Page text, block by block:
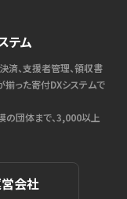
テム
済、支援者管理、領収書
揃った寄付DXシステムで
団体まで、3,000以上
会社